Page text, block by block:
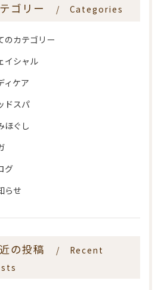
ゴリー Categories
のカテゴリー
イシャル
ィケア
ドスパ
ほぐし
グ
らせ
の投稿
Recent